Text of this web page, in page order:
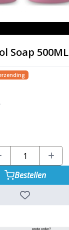
Soap 500ML
Bestellen